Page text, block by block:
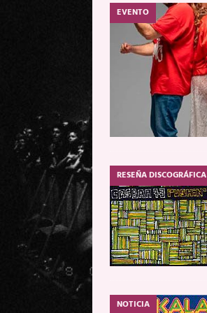
[
[
[
[ 5
EVENTO
RESEÑA DISCOGRÁFICA
NOTICIA